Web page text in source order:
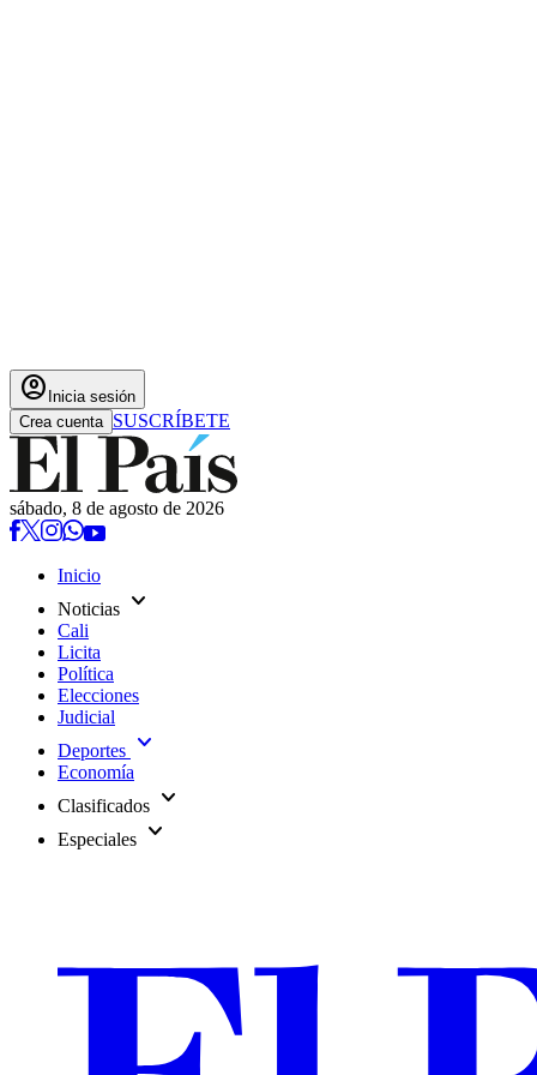
account_circle Inicia sesión
Crea cuenta SUSCRÍBETE
sábado, 8 de agosto de 2026
Inicio
Noticias expand_more
Cali
Licita
Política
Elecciones
Judicial
Deportes expand_more
Economía
Clasificados expand_more
Especiales expand_more